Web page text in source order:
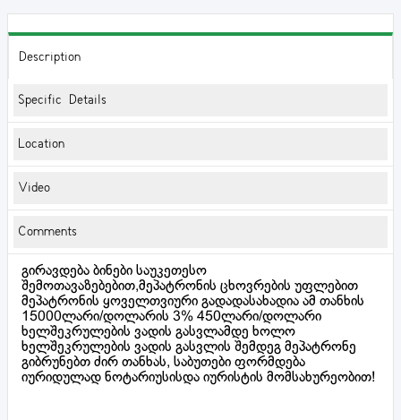
Description
Specific Details
Location
Video
Comments
გირავდება ბინები საუკეთესო
შემოთავაზებებით,მეპატრონის ცხოვრების უფლებით
მეპატრონის ყოველთვიური გადადასახადია ამ თანხის
15000ლარი/დოლარის 3% 450ლარი/დოლარი
ხელშეკრულების ვადის გასვლამდე ხოლო
ხელშეკრულების ვადის გასვლის შემდეგ მეპატრონე
გიბრუნებთ ძირ თანხას, საბუთები ფორმდება
იურიდულად ნოტარიუსისდა იურისტის მომსახურეობით!